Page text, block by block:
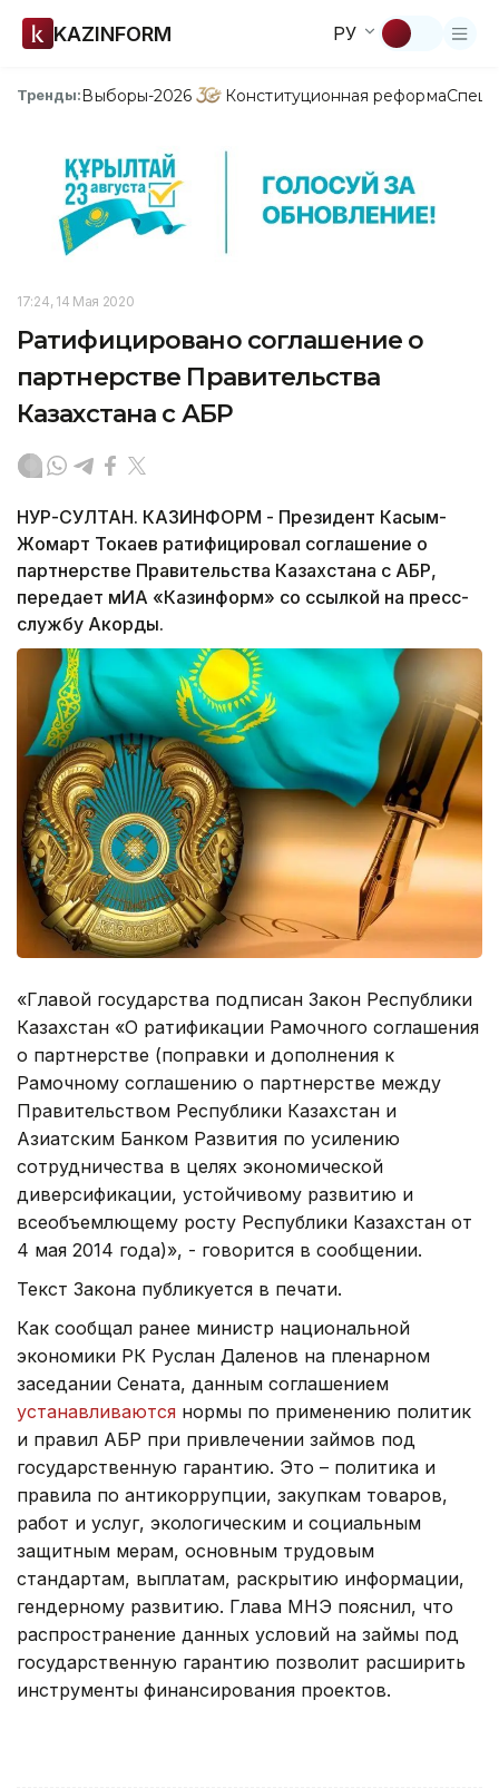
KAZINFORM РУ
Тренды:Выборы-2026 Конституционная реформа
17:24, 14 Мая 2020
Ратифицировано соглашение о
партнерстве Правительства
Казахстана с АБР
НУР-СУЛТАН. КАЗИНФОРМ - Президент Касым-
Жомарт Токаев ратифицировал соглашение о
партнерстве Правительства Казахстана с АБР,
передает мИА «Казинформ» со ссылкой на пресс-
службу Акорды.
«Главой государства подписан Закон Республики
Казахстан «О ратификации Рамочного соглашения
о партнерстве (поправки и дополнения к
Рамочному соглашению о партнерстве между
Правительством Республики Казахстан и
Азиатским Банком Развития по усилению
сотрудничества в целях экономической
диверсификации, устойчивому развитию и
всеобъемлющему росту Республики Казахстан от
4 мая 2014 года)», - говорится в сообщении.
Текст Закона публикуется в печати.
Как сообщал ранее министр национальной
экономики РК Руслан Даленов на пленарном
заседании Сената, данным соглашением
устанавливаются нормы по применению политик
и правил АБР при привлечении займов под
государственную гарантию. Это – политика и
правила по антикоррупции, закупкам товаров,
работ и услуг, экологическим и социальным
защитным мерам, основным трудовым
стандартам, выплатам, раскрытию информации,
гендерному развитию. Глава МНЭ пояснил, что
распространение данных условий на займы под
государственную гарантию позволит расширить
инструменты финансирования проектов.